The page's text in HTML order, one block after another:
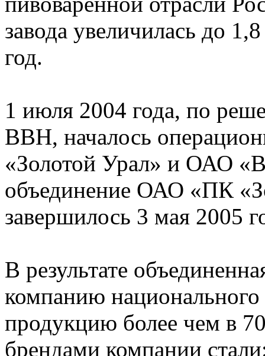
завода увеличилась до
год.
1 июля 2004 года, по
ВВН, началось
«Золотой Урал» и ОАО
объединение ОАО «ПК
завершилось 3 мая 2005
В результате
компанию
продукцию более чем в
брендами компании